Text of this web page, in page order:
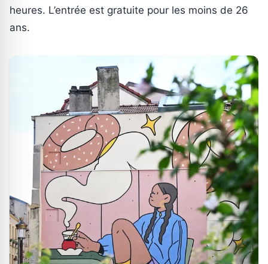
heures. L’entrée est gratuite pour les moins de 26
ans.